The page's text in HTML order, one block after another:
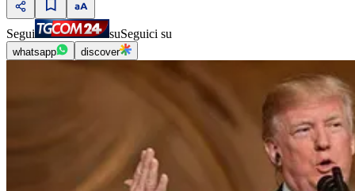
Segui suSeguici su
whatsapp discover